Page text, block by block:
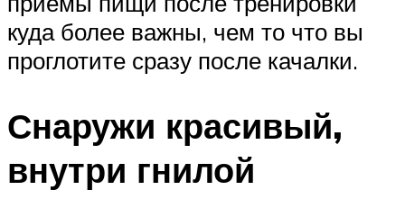
куда более важны, чем то что вы
проглотите сразу после качалки.
Снаружи красивый,
внутри гнилой